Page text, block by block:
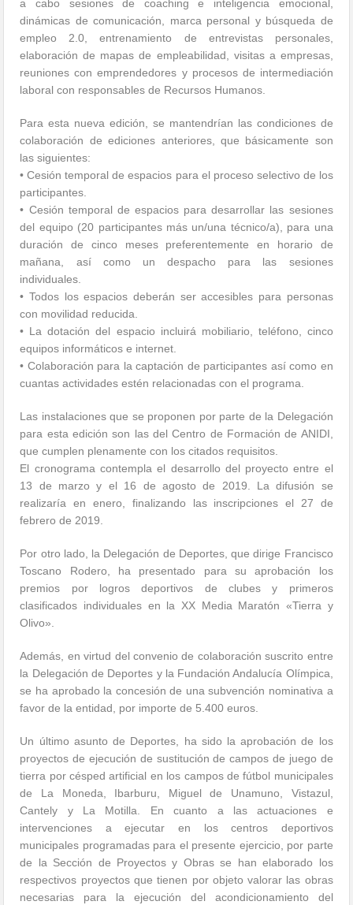
a cabo sesiones de coaching e inteligencia emocional,
dinámicas de comunicación, marca personal y búsqueda de
empleo 2.0, entrenamiento de entrevistas personales,
elaboración de mapas de empleabilidad, visitas a empresas,
reuniones con emprendedores y procesos de intermediación
laboral con responsables de Recursos Humanos.
Para esta nueva edición, se mantendrían las condiciones de
colaboración de ediciones anteriores, que básicamente son
las siguientes:
• Cesión temporal de espacios para el proceso selectivo de los
participantes.
• Cesión temporal de espacios para desarrollar las sesiones
del equipo (20 participantes más un/una técnico/a), para una
duración de cinco meses preferentemente en horario de
mañana, así como un despacho para las sesiones
individuales.
• Todos los espacios deberán ser accesibles para personas
con movilidad reducida.
• La dotación del espacio incluirá mobiliario, teléfono, cinco
equipos informáticos e internet.
• Colaboración para la captación de participantes así como en
cuantas actividades estén relacionadas con el programa.
Las instalaciones que se proponen por parte de la Delegación
para esta edición son las del Centro de Formación de ANIDI,
que cumplen plenamente con los citados requisitos.
El cronograma contempla el desarrollo del proyecto entre el
13 de marzo y el 16 de agosto de 2019. La difusión se
realizaría en enero, finalizando las inscripciones el 27 de
febrero de 2019.
Por otro lado, la Delegación de Deportes, que dirige Francisco
Toscano Rodero, ha presentado para su aprobación los
premios por logros deportivos de clubes y primeros
clasificados individuales en la XX Media Maratón «Tierra y
Olivo».
Además, en virtud del convenio de colaboración suscrito entre
la Delegación de Deportes y la Fundación Andalucía Olímpica,
se ha aprobado la concesión de una subvención nominativa a
favor de la entidad, por importe de 5.400 euros.
Un último asunto de Deportes, ha sido la aprobación de los
proyectos de ejecución de sustitución de campos de juego de
tierra por césped artificial en los campos de fútbol municipales
de La Moneda, Ibarburu, Miguel de Unamuno, Vistazul,
Cantely y La Motilla. En cuanto a las actuaciones e
intervenciones a ejecutar en los centros deportivos
municipales programadas para el presente ejercicio, por parte
de la Sección de Proyectos y Obras se han elaborado los
respectivos proyectos que tienen por objeto valorar las obras
necesarias para la ejecución del acondicionamiento del